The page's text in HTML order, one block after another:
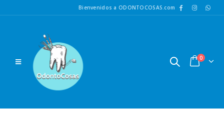
Bienvenidos a ODONTOCOSAS.com
0